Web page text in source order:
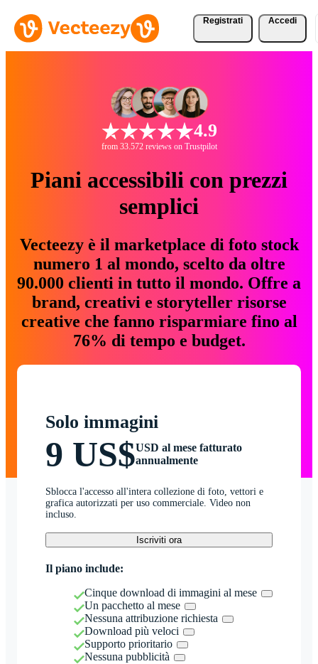
Registrati Accedi
4.9
from 33.572 reviews on Trustpilot
Piani accessibili con prezzi
semplici
Vecteezy è il marketplace di foto stock
numero 1 al mondo, scelto da oltre
90.000 clienti in tutto il mondo. Offre a
brand, creativi e storyteller risorse
creative che fanno risparmiare fino al
76% di tempo e budget.
Solo immagini
9 US$USD al mese fatturato
annualmente
Sblocca l'accesso all'intera collezione di foto, vettori e
grafica autorizzati per uso commerciale. Video non
incluso.
Iscriviti ora
Il piano include:
Cinque download di immagini al mese
Un pacchetto al mese
Nessuna attribuzione richiesta
Download più veloci
Supporto prioritario
Nessuna pubblicità